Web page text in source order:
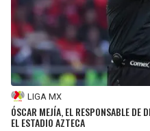
LIGA MX
ÓSCAR MEJÍA, EL RESPONSABLE DE
EL ESTADIO AZTECA